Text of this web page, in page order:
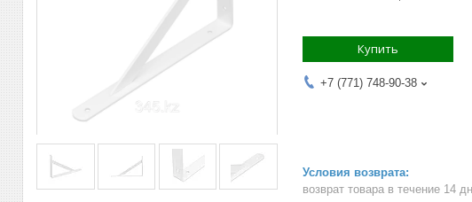
Купить
+7 (771) 748-90-38
возврат товара в течение 14